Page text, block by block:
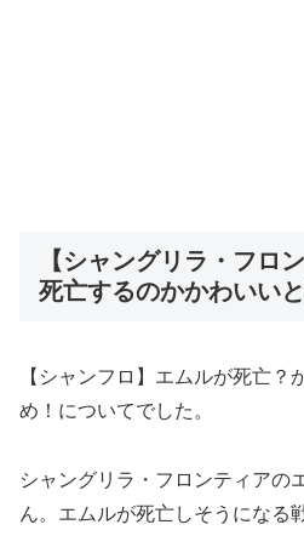
【シャングリラ・フロ
死亡するのかかわいい
【シャンフロ】エムルが死亡？
め！についてでした。
シャングリラ・フロンティアの
ん。エムルが死亡しそうになる